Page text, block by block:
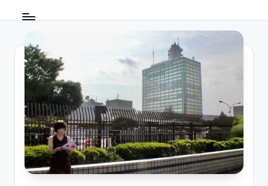
ン
ー
ソ
ン
グ